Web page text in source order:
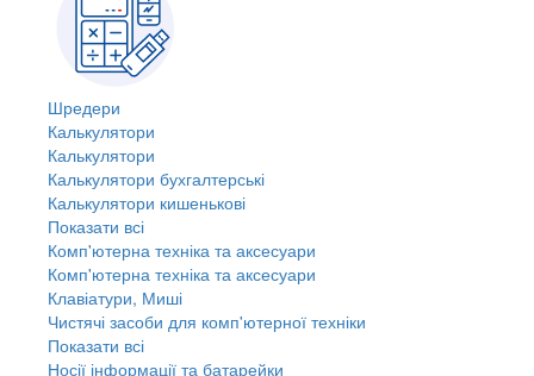
Шредери
Калькулятори
Калькулятори
Калькулятори бухгалтерські
Калькулятори кишенькові
Показати всі
Комп'ютерна техніка та аксесуари
Комп'ютерна техніка та аксесуари
Клавіатури, Миші
Чистячі засоби для комп'ютерної техніки
Показати всі
Носії інформації та батарейки